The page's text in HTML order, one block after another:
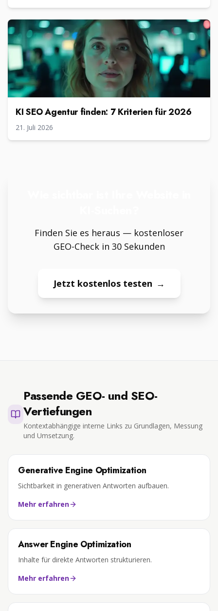
KI SEO Agentur finden: 7 Kriterien für 2026
21. Juli 2026
Finden Sie es heraus — kostenloser
GEO-Check in 30 Sekunden
Jetzt kostenlos testen →
Passende GEO- und SEO-
Vertiefungen
Kontextabhängige interne Links zu Grundlagen, Messung
und Umsetzung.
Generative Engine Optimization
Sichtbarkeit in generativen Antworten aufbauen.
Mehr erfahren
Answer Engine Optimization
Inhalte für direkte Antworten strukturieren.
Mehr erfahren